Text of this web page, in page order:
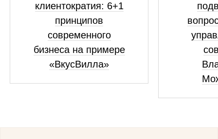
клиентократия: 6+1
принципов
современного
бизнеса на примере
«ВкусВилла»